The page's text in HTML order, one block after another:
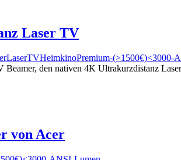
Laser TV
LaserTVHeimkinoPremium-(>1500€)<3000-
den nativen 4K Ultrakurzdistanz
von Acer